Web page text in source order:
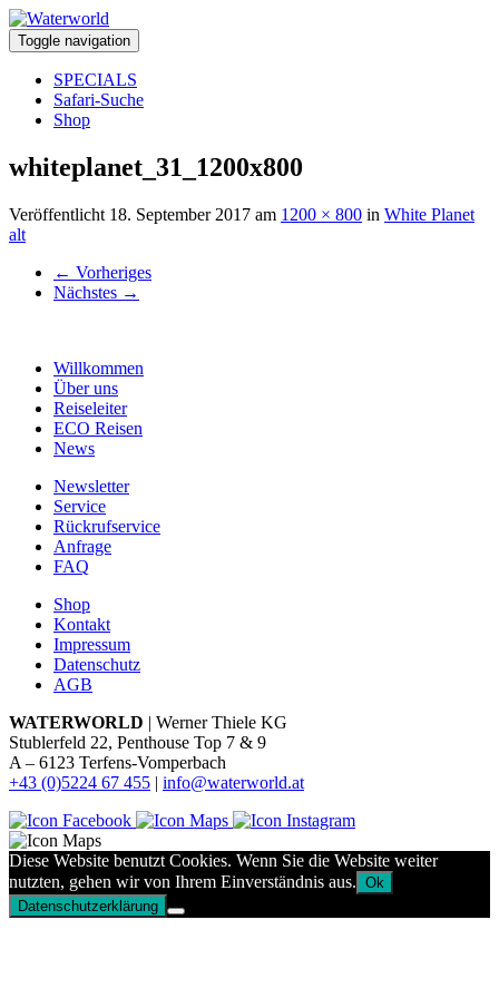
Toggle navigation
SPECIALS
Safari-Suche
Shop
whiteplanet_31_1200x800
Veröffentlicht 18. September 2017 am 1200 × 800 in White Planet
alt
← Vorheriges
Nächstes →
Willkommen
Über uns
Reiseleiter
ECO Reisen
News
Newsletter
Service
Rückrufservice
Anfrage
FAQ
Shop
Kontakt
Impressum
Datenschutz
AGB
WATERWORLD | Werner Thiele KG
Stublerfeld 22, Penthouse Top 7 & 9
A – 6123 Terfens-Vomperbach
+43 (0)5224 67 455 | info@waterworld.at
Diese Website benutzt Cookies. Wenn Sie die Website weiter
nutzten, gehen wir von Ihrem Einverständnis aus. Ok
Datenschutzerklärung